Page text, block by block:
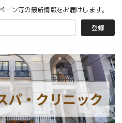
ーン等の最新情報をお届けします。
登録